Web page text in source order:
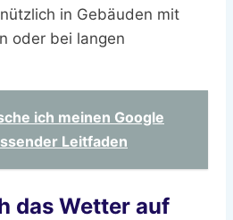
in Gebäuden mit
oder bei langen
ich meinen Google
Leitfaden
das Wetter auf